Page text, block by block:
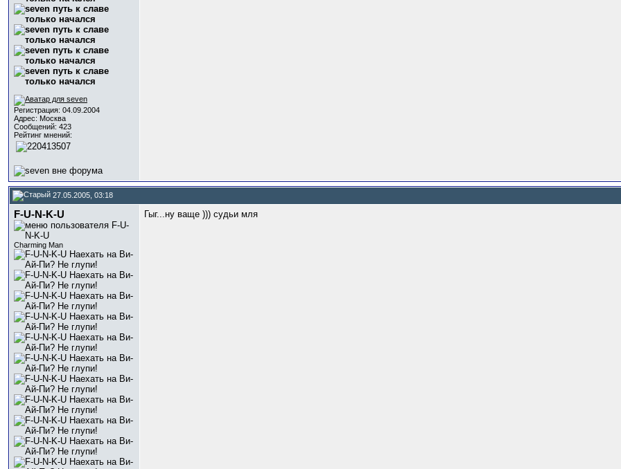
Регистрация: 04.09.2004
Адрес: Москва
Сообщений: 423
Рейтинг мнений:
27.05.2005, 03:18
F-U-N-K-U
Charming Man
Гыг...ну ваще ))) судьи мля